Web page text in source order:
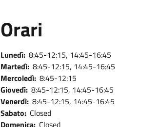
Orari
Lunedì: 8:45-12:15, 14:45-16:45
Martedì: 8:45-12:15, 14:45-16:45
Mercoledì: 8:45-12:15
Giovedì: 8:45-12:15, 14:45-16:45
Venerdì: 8:45-12:15, 14:45-16:45
Sabato: Closed
Domenica: Closed